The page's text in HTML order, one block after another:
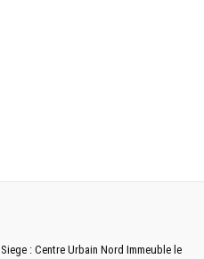
Siege : Centre Urbain Nord Immeuble le